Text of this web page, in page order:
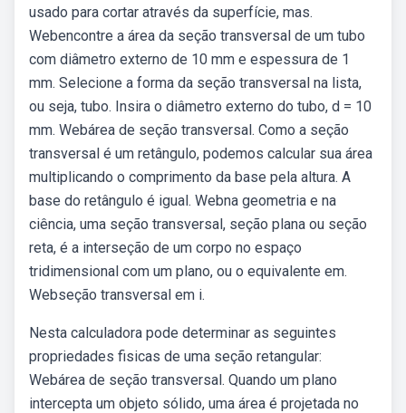
usado para cortar através da superfície, mas.
Webencontre a área da seção transversal de um tubo
com diâmetro externo de 10 mm e espessura de 1
mm. Selecione a forma da seção transversal na lista,
ou seja, tubo. Insira o diâmetro externo do tubo, d = 10
mm. Webárea de seção transversal. Como a seção
transversal é um retângulo, podemos calcular sua área
multiplicando o comprimento da base pela altura. A
base do retângulo é igual. Webna geometria e na
ciência, uma seção transversal, seção plana ou seção
reta, é a interseção de um corpo no espaço
tridimensional com um plano, ou o equivalente em.
Webseção transversal em i.
Nesta calculadora pode determinar as seguintes
propriedades fisicas de uma seção retangular:
Webárea de seção transversal. Quando um plano
intercepta um objeto sólido, uma área é projetada no